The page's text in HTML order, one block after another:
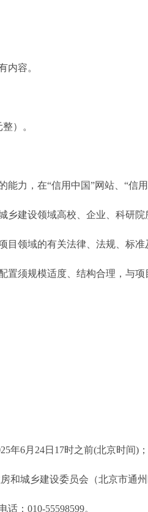
容。
）。
，在“信用中国”网站、“信用
建设领域高校、企业、科研院
领域的有关法律、法规、标准
须规模适度、结构合理，与项
6月24日17时之前(北京时间)
城乡建设委员会（北京市通州
：010-55598599。